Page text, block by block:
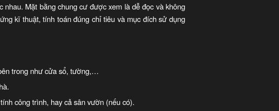
Mặt bằng chung cư được xem là dễ đọc và không
kĩ thuật, tính toán đúng chỉ tiêu và mục đích sử dụng
trong như cửa sổ, tường,…
công trình, hay cả sân vườn (nếu có).